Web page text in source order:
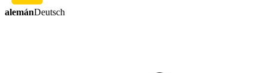
alemánDeutsch